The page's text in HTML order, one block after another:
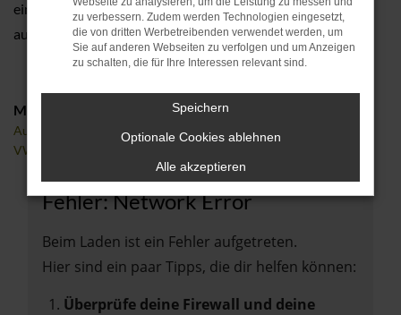
ein Gebrauchter – und das wirkt sich positiv auf den Preis
aus.
Marken
Audi
VW
Fehler: Network Error
Beim Laden ist ein Fehler aufgetreten.
Hier sind ein paar Tipps, die dir helfen können:
Überprüfe deine Firewall und deine
zu verbessern. Zudem werden Technologien eingesetzt,
die von dritten Werbetreibenden verwendet werden, um
Sie auf anderen Webseiten zu verfolgen und um Anzeigen
zu schalten, die für Ihre Interessen relevant sind.
Speichern
Optionale Cookies ablehnen
Alle akzeptieren